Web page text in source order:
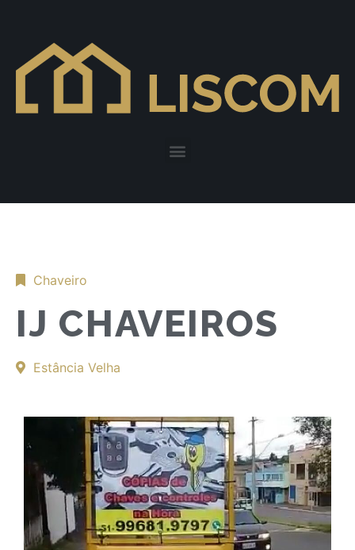
Chaveiro
IJ CHAVEIROS
Estância Velha